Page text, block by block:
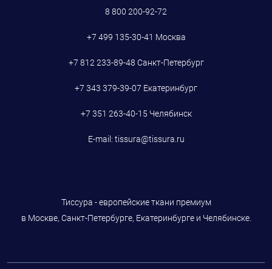
8 800 200-92-72
+7 499 135-30-41 Москва
+7 812 233-89-48 Санкт-Петербург
+7 343 379-39-07 Екатеринбург
+7 351 263-40-15 Челябинск
E-mail: tissura@tissura.ru
Тиссура - европейские ткани премиум
в Москве, Санкт-Петербурге, Екатеринбурге и Челябинске.